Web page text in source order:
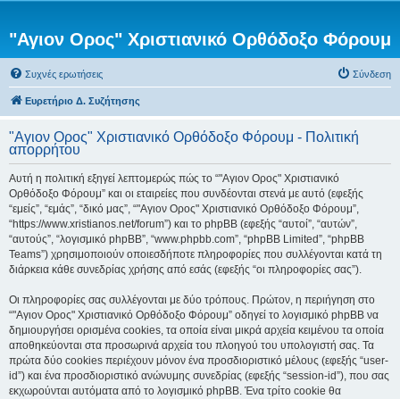
"Αγιον Ορος" Χριστιανικό Ορθόδοξο Φόρουμ
Συχνές ερωτήσεις Σύνδεση
Ευρετήριο Δ. Συζήτησης
"Αγιον Ορος" Χριστιανικό Ορθόδοξο Φόρουμ - Πολιτική
απορρήτου
Αυτή η πολιτική εξηγεί λεπτομερώς πώς το “"Αγιον Ορος" Χριστιανικό
Ορθόδοξο Φόρουμ” και οι εταιρείες που συνδέονται στενά με αυτό (εφεξής
“εμείς”, “εμάς”, “δικό μας”, “"Αγιον Ορος" Χριστιανικό Ορθόδοξο Φόρουμ”,
“https://www.xristianos.net/forum”) και το phpBB (εφεξής “αυτοί”, “αυτών”,
“αυτούς”, “λογισμικό phpBB”, “www.phpbb.com”, “phpBB Limited”, “phpBB
Teams”) χρησιμοποιούν οποιεσδήποτε πληροφορίες που συλλέγονται κατά τη
διάρκεια κάθε συνεδρίας χρήσης από εσάς (εφεξής “οι πληροφορίες σας”).
Οι πληροφορίες σας συλλέγονται με δύο τρόπους. Πρώτον, η περιήγηση στο
“"Αγιον Ορος" Χριστιανικό Ορθόδοξο Φόρουμ” οδηγεί το λογισμικό phpBB να
δημιουργήσει ορισμένα cookies, τα οποία είναι μικρά αρχεία κειμένου τα οποία
αποθηκεύονται στα προσωρινά αρχεία του πλοηγού του υπολογιστή σας. Τα
πρώτα δύο cookies περιέχουν μόνον ένα προσδιοριστικό μέλους (εφεξής “user-
id”) και ένα προσδιοριστικό ανώνυμης συνεδρίας (εφεξής “session-id”), που σας
εκχωρούνται αυτόματα από το λογισμικό phpBB. Ένα τρίτο cookie θα